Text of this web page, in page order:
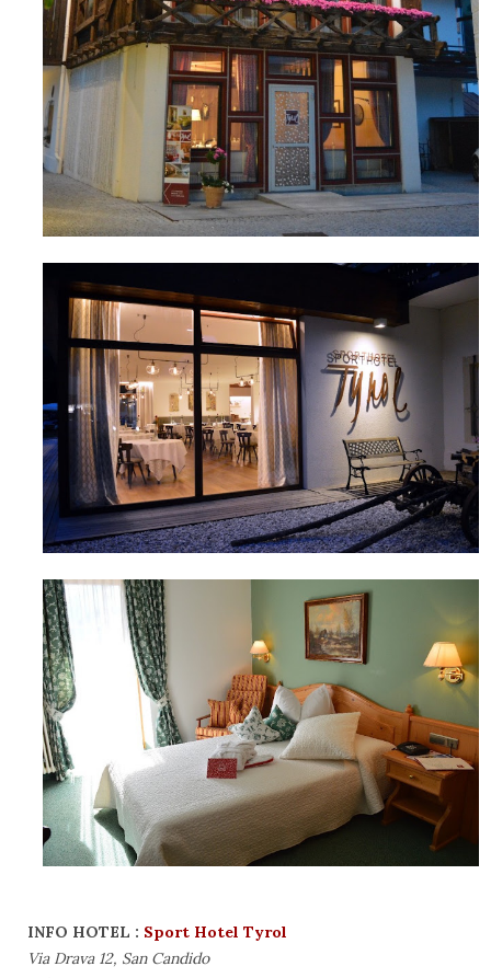
INFO HOTEL : Sport Hotel Tyrol
Via Drava 12, San Candido